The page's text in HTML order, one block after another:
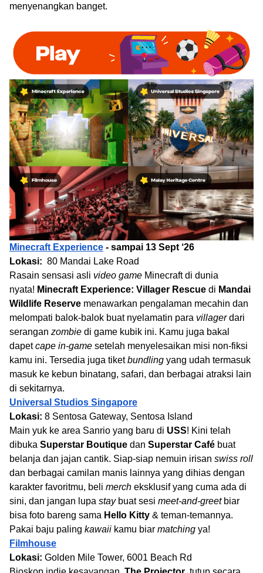
menyenangkan banget.
Minecraft Experience - sampai 13 Sept ‘26
Lokasi: 80 Mandai Lake Road
Rasain sensasi asli video game Minecraft di dunia
nyata! Minecraft Experience: Villager Rescue di Mandai
Wildlife Reserve menawarkan pengalaman mecahin dan
melompati balok-balok buat nyelamatin para villagerdari
serangan zombie di game kubik ini. Kamu juga bakal
dapetcape in-game setelah menyelesaikan misi non-fiksi
kamu ini. Tersedia juga tiketbundling yang udah termasuk
masuk ke kebun binatang, safari, dan berbagai atraksi lain
di sekitarnya.
Universal Studios Singapore
Lokasi: 8 Sentosa Gateway, Sentosa Island
Main yuk ke area Sanrio yang baru di USS! Kini telah
dibuka Superstar Boutique dan Superstar Café buat
belanja dan jajan cantik. Siap-siap nemuin irisan swiss roll
dan berbagai camilan manis lainnya yang dihias dengan
karakter favoritmu, beli merch eksklusif yang cuma ada di
sini, dan jangan lupa staybuat sesi meet-and-greetbiar
bisa foto bareng sama Hello Kitty & teman-temannya.
Pakai baju paling kawaii kamu biar matching ya!
Filmhouse
Lokasi: Golden Mile Tower, 6001 Beach Rd